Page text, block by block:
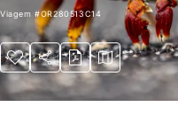
Viagem #OR280513C14